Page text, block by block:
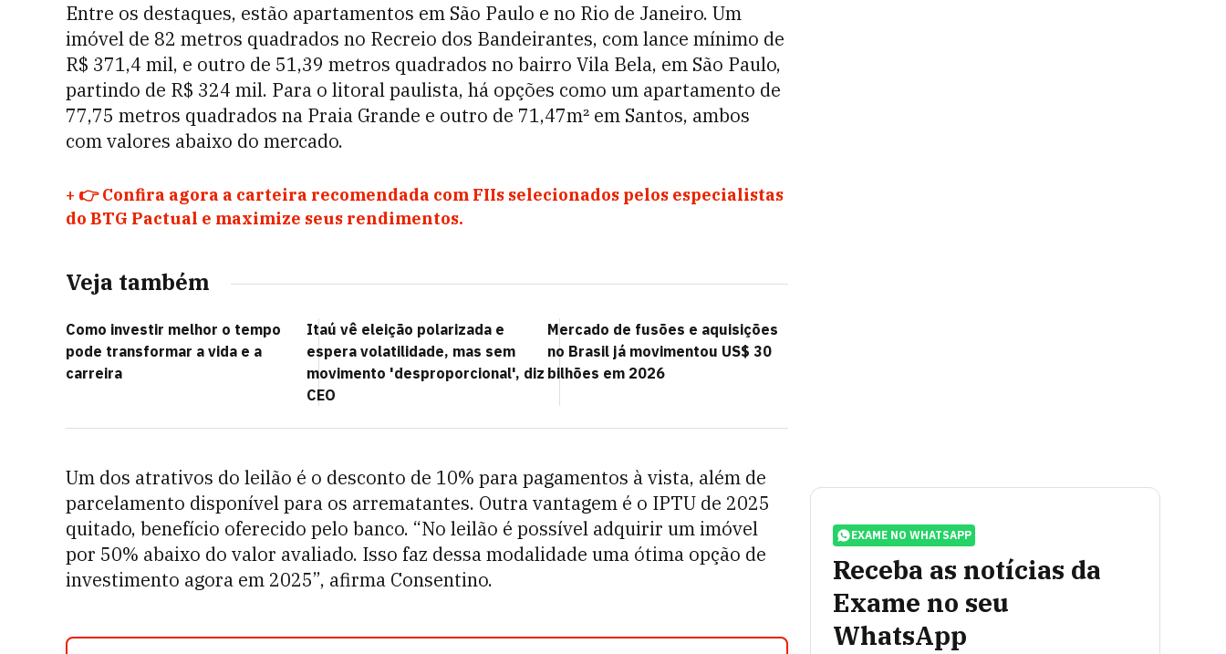
Entre os destaques, estão apartamentos em São Paulo e no Rio de Janeiro. Um
imóvel de 82 metros quadrados no Recreio dos Bandeirantes, com lance mínimo de
R$ 371,4 mil, e outro de 51,39 metros quadrados no bairro Vila Bela, em São Paulo,
partindo de R$ 324 mil. Para o litoral paulista, há opções como um apartamento de
77,75 metros quadrados na Praia Grande e outro de 71,47m² em Santos, ambos
com valores abaixo do mercado.
+ 👉 Confira agora a carteira recomendada com FIIs selecionados pelos especialistas
do BTG Pactual e maximize seus rendimentos.
Veja também
Como investir melhor o tempo
pode transformar a vida e a
carreira
Itaú vê eleição polarizada e
espera volatilidade, mas sem
movimento 'desproporcional', diz
CEO
Mercado de fusões e aquisições
no Brasil já movimentou US$ 30
bilhões em 2026
Um dos atrativos do leilão é o desconto de 10% para pagamentos à vista, além de
parcelamento disponível para os arrematantes. Outra vantagem é o IPTU de 2025
quitado, benefício oferecido pelo banco. “No leilão é possível adquirir um imóvel
por 50% abaixo do valor avaliado. Isso faz dessa modalidade uma ótima opção de
investimento agora em 2025”, afirma Consentino.
EXAME NO WHATSAPP
Receba as notícias da
Exame no seu
WhatsApp